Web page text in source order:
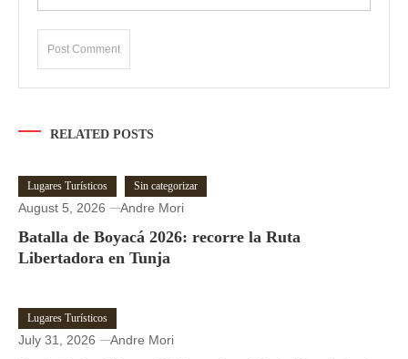
RELATED POSTS
Lugares Turísticos Sin categorizar
August 5, 2026 Andre Mori
Batalla de Boyacá 2026: recorre la Ruta
Libertadora en Tunja
Lugares Turísticos
July 31, 2026 Andre Mori